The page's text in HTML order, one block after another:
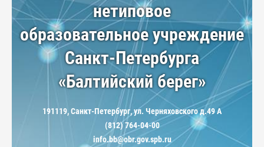
нетиповое
образовательное учреждение
Санкт-Петербурга
«Балтийский берег»
191119, Санкт-Петербург, ул. Черняховского д.49 А
(812) 764-04-00
info.bb@obr.gov.spb.ru